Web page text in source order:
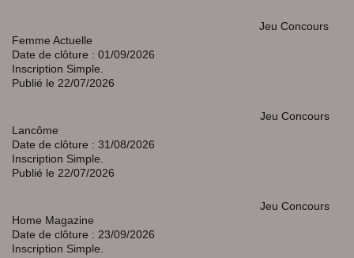
Jeu Concours
Femme Actuelle
Date de clôture : 01/09/2026
Inscription Simple.
Publié le 22/07/2026
Jeu Concours
Lancôme
Date de clôture : 31/08/2026
Inscription Simple.
Publié le 22/07/2026
Jeu Concours
Home Magazine
Date de clôture : 23/09/2026
Inscription Simple.